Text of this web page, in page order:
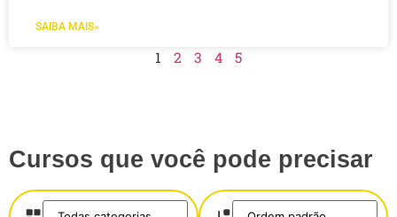
SAIBA MAIS»
1 2 3 4 5
Cursos que você pode precisar